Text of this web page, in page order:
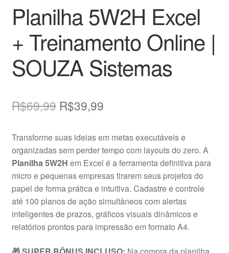
Planilha 5W2H Excel
+ Treinamento Online |
SOUZA Sistemas
R$69,99 O
original
era:
R$69,99.
R$39,99O
atual
é:
R$39,99.
Transforme suas ideias em metas executáveis e
organizadas sem perder tempo com layouts do zero. A
Planilha 5W2H em Excel é a ferramenta definitiva para
micro e pequenas empresas tirarem seus projetos do
papel de forma prática e intuitiva. Cadastre e controle
até 100 planos de ação simultâneos com alertas
inteligentes de prazos, gráficos visuais dinâmicos e
relatórios prontos para impressão em formato A4.